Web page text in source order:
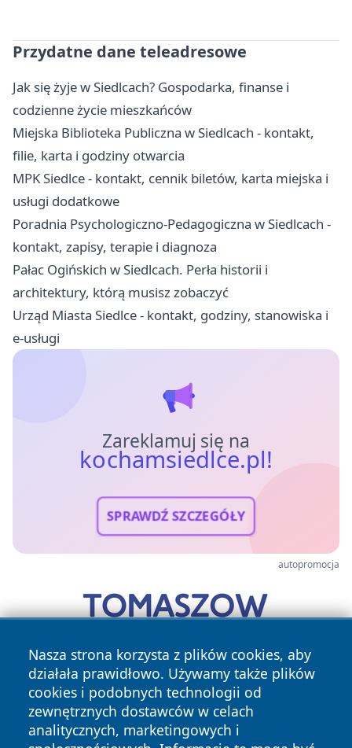
Przydatne dane teleadresowe
Jak się żyje w Siedlcach? Gospodarka, finanse i
codzienne życie mieszkańców
Miejska Biblioteka Publiczna w Siedlcach - kontakt,
filie, karta i godziny otwarcia
MPK Siedlce - kontakt, cennik biletów, karta miejska i
usługi dodatkowe
Poradnia Psychologiczno-Pedagogiczna w Siedlcach -
kontakt, zapisy, terapie i diagnoza
Pałac Ogińskich w Siedlcach. Perła historii i
architektury, którą musisz zobaczyć
Urząd Miasta Siedlce - kontakt, godziny, stanowiska i
e-usługi
Zareklamuj się na
kochamsiedlce.pl!
SPRAWDŹ SZCZEGÓŁY
autopromocja
Nasza strona korzysta z plików cookies, aby
działała prawidłowo. Używamy także plików
cookies i podobnych technologii od
zewnętrznych dostawców w celach
analitycznych, marketingowych i